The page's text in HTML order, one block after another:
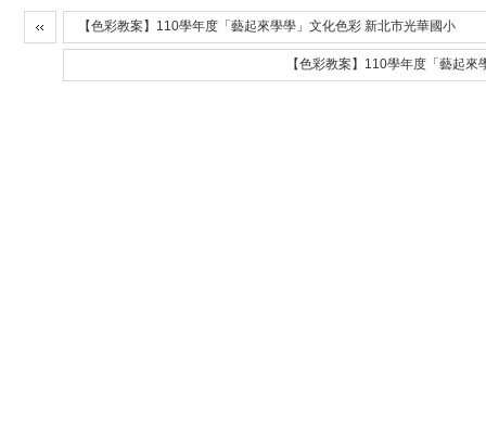
【色彩教案】110學年度「藝起來學學」文化色彩 新北市光華國小
【色彩教案】110學年度「藝起